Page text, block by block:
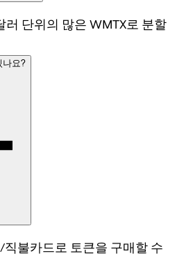
러 단위의 많은 WMTX로 분할
나요?
불카드로 토큰을 구매할 수